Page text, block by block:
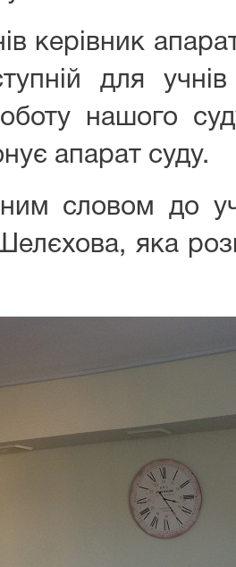
керівник
для
нашого
апарат суду.
словом до
яка